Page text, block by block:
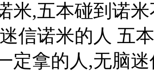
米,五本碰到诺
信诺米的人 五
定拿的人,无脑